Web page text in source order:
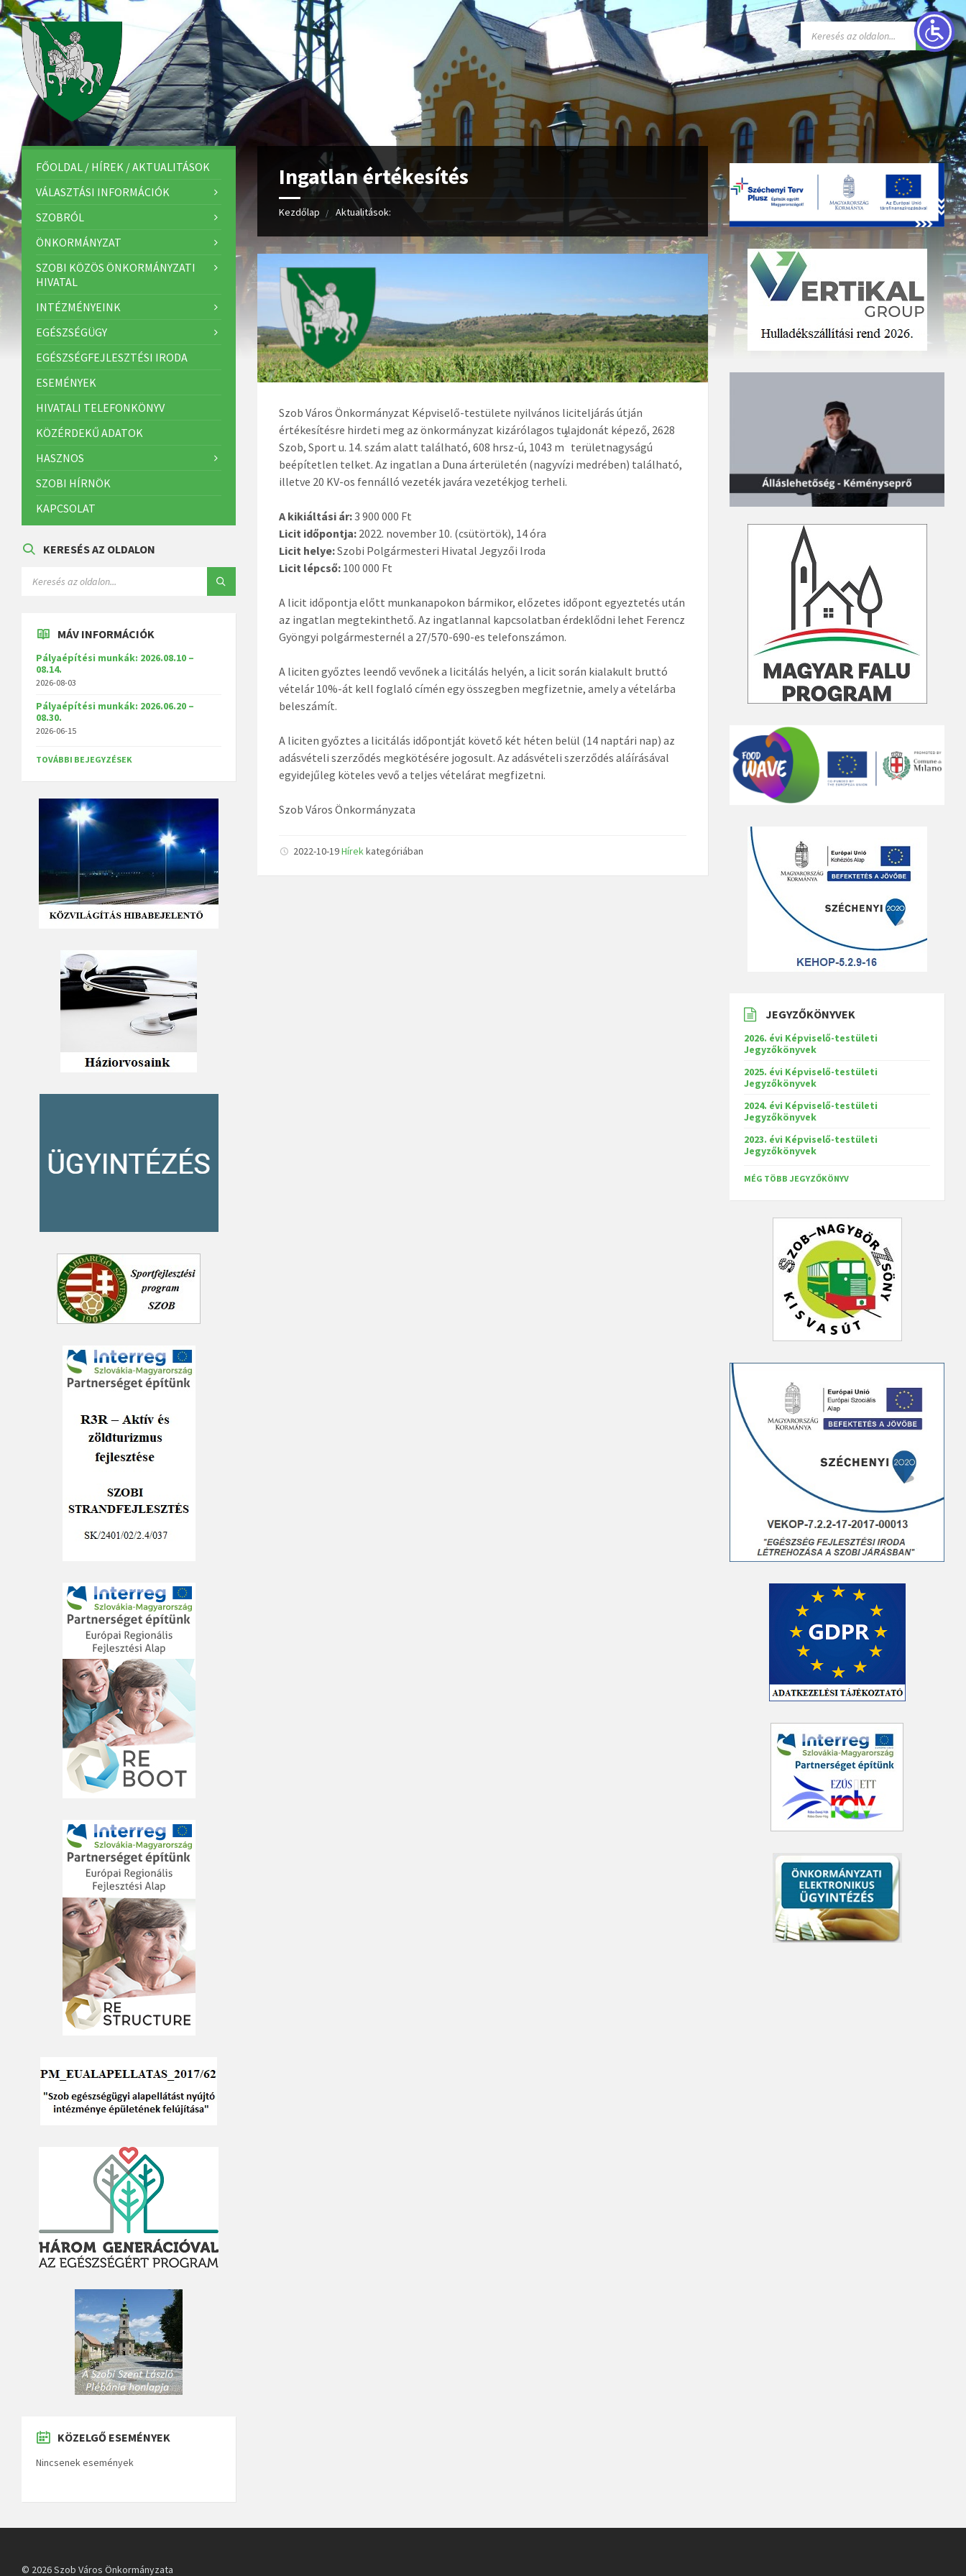
Ingatlan értékesítés
Kezdőlap Aktualitások:
Szob Város Önkormányzat Képviselő-testülete nyilvános liciteljárás útján
értékesítésre hirdeti meg az önkormányzat kizárólagos tulajdonát képező, 2628
Szob, Sport u. 14. szám alatt található, 608 hrsz-ú, 1043 m
2
területnagyságú
beépítetlen telket. Az ingatlan a Duna árterületén (nagyvízi medrében) található,
illetve 20 KV-os fennálló vezeték javára vezetékjog terheli.
A kikiáltási ár:3 900 000 Ft
Licit időpontja: 2022. november 10. (csütörtök), 14 óra
Licit helye:Szobi Polgármesteri Hivatal Jegyzői Iroda
Licit lépcső: 100 000 Ft
A licit időpontja előtt munkanapokon bármikor, előzetes időpont egyeztetés után
az ingatlan megtekinthető. Az ingatlannal kapcsolatban érdeklődni lehet Ferencz
Gyöngyi polgármesternél a 27/570-690-es telefonszámon.
A liciten győztes leendő vevőnek a licitálás helyén, a licit során kialakult bruttó
vételár 10%-át kell foglaló címén egy összegben megfizetnie, amely a vételárba
beleszámít.
A liciten győztes a licitálás időpontját követő két héten belül (14 naptári nap) az
adásvételi szerződés megkötésére jogosult. Az adásvételi szerződés aláírásával
egyidejűleg köteles vevő a teljes vételárat megfizetni.
Szob Város Önkormányzata
2022-10-19Hírekkategóriában
FŐOLDAL / HÍREK / AKTUALITÁSOK
VÁLASZTÁSI INFORMÁCIÓK
SZOBRÓL
ÖNKORMÁNYZAT
SZOBI KÖZÖS ÖNKORMÁNYZATI
HIVATAL
INTÉZMÉNYEINK
EGÉSZSÉGÜGY
EGÉSZSÉGFEJLESZTÉSI IRODA
ESEMÉNYEK
HIVATALI TELEFONKÖNYV
KÖZÉRDEKŰ ADATOK
HASZNOS
SZOBI HÍRNÖK
KAPCSOLAT
KERESÉS AZ OLDALON
MÁV INFORMÁCIÓK
Pályaépítési munkák: 2026.08.10 –
08.14.
2026-08-03
Pályaépítési munkák: 2026.06.20 –
08.30.
2026-06-15
TOVÁBBI BEJEGYZÉSEK
KÖZELGŐ ESEMÉNYEK
Nincsenek események
JEGYZŐKÖNYVEK
2026. évi Képviselő-testületi
Jegyzőkönyvek
2025. évi Képviselő-testületi
Jegyzőkönyvek
2024. évi Képviselő-testületi
Jegyzőkönyvek
2023. évi Képviselő-testületi
Jegyzőkönyvek
MÉG TÖBB JEGYZŐKÖNYV
© 2026 Szob Város Önkormányzata